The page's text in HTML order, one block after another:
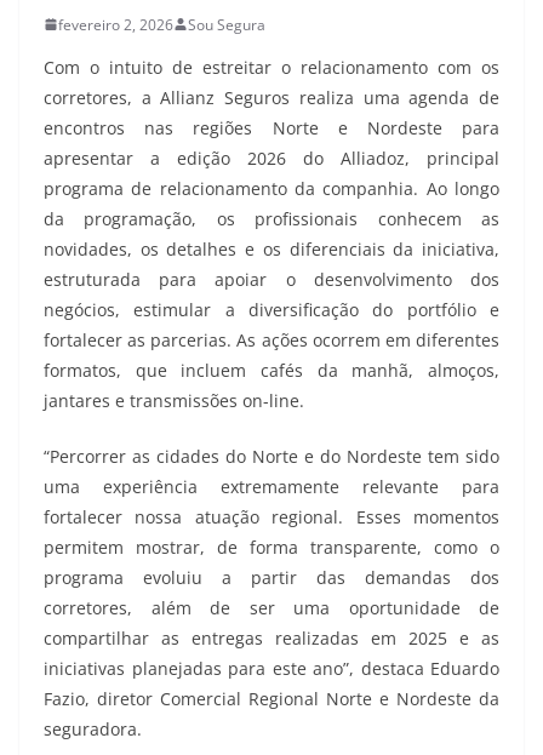
fevereiro 2, 2026 Sou Segura
Com o intuito de estreitar o relacionamento com os
corretores, a Allianz Seguros realiza uma agenda de
encontros nas regiões Norte e Nordeste para
apresentar a edição 2026 do Alliadoz, principal
programa de relacionamento da companhia. Ao longo
da programação, os profissionais conhecem as
novidades, os detalhes e os diferenciais da iniciativa,
estruturada para apoiar o desenvolvimento dos
negócios, estimular a diversificação do portfólio e
fortalecer as parcerias. As ações ocorrem em diferentes
formatos, que incluem cafés da manhã, almoços,
jantares e transmissões on-line.
“Percorrer as cidades do Norte e do Nordeste tem sido
uma experiência extremamente relevante para
fortalecer nossa atuação regional. Esses momentos
permitem mostrar, de forma transparente, como o
programa evoluiu a partir das demandas dos
corretores, além de ser uma oportunidade de
compartilhar as entregas realizadas em 2025 e as
iniciativas planejadas para este ano”, destaca Eduardo
Fazio, diretor Comercial Regional Norte e Nordeste da
seguradora.